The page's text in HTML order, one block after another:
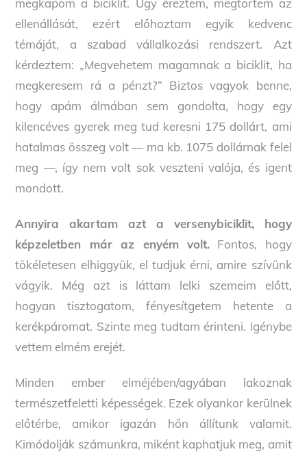
megkapom a biciklit. Úgy éreztem, megtörtem az
ellenállását, ezért előhoztam egyik kedvenc
témáját, a szabad vállalkozási rendszert. Azt
kérdeztem: „Megvehetem magamnak a biciklit, ha
megkeresem rá a pénzt?” Biztos vagyok benne,
hogy apám álmában sem gondolta, hogy egy
kilencéves gyerek meg tud keresni 175 dollárt, ami
hatalmas összeg volt — ma kb. 1075 dollárnak felel
meg —, így nem volt sok veszteni valója, és igent
mondott.
Annyira akartam azt a versenybiciklit, hogy
képzeletben már az enyém volt.Fontos, hogy
tökéletesen elhiggyük, el tudjuk érni, amire szívünk
vágyik. Még azt is láttam lelki szemeim előtt,
hogyan tisztogatom, fényesítgetem hetente a
kerékpáromat. Szinte meg tudtam érinteni. Igénybe
vettem elmém erejét.
Minden ember elméjében/agyában lakoznak
természetfeletti képességek. Ezek olyankor kerülnek
előtérbe, amikor igazán hőn állítunk valamit.
Kimódolják számunkra, miként kaphatjuk meg, amit